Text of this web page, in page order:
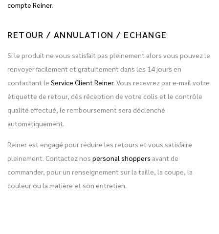
compte Reiner.
RETOUR / ANNULATION / ECHANGE
Si le produit ne vous satisfait pas pleinement alors vous pouvez le
renvoyer facilement et gratuitement dans les 14 jours en
contactant le Service Client Reiner. Vous recevrez par e-mail votre
étiquette de retour, dès réception de votre colis et le contrôle
qualité effectué, le remboursement sera déclenché
automatiquement.
Reiner est engagé pour réduire les retours et vous satisfaire
pleinement. Contactez nos personal shoppers avant de
commander, pour un renseignement sur la taille, la coupe, la
couleur ou la matière et son entretien.